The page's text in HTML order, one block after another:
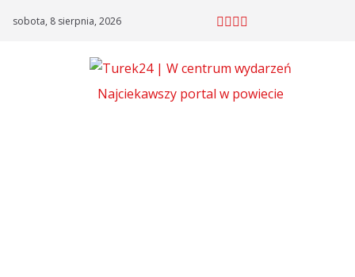
sobota, 8 sierpnia, 2026
Najciekawszy portal w powiecie